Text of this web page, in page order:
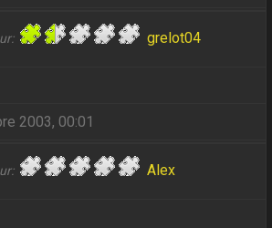
grelot04
2003, 00:01
Alex